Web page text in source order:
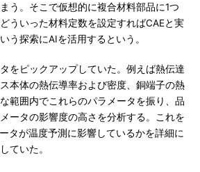
う。そこで仮想的に複合材料部品に1つ
ういった材料定数を設定すればCAEと実
う探索にAIを活用するという。
をピックアップしていた。例えば熱伝達
本体の熱伝導率および密度、銅端子の熱
範囲内でこれらのパラメータを振り、品
ータの影響度の高さを分析する。これを
タが温度予測に影響しているかを詳細に
ていた。